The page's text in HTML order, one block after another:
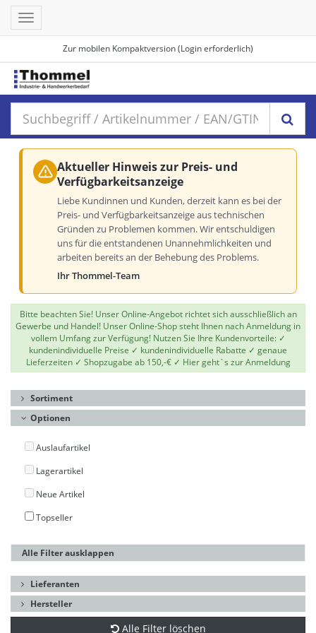
Zur mobilen Kompaktversion (Login erforderlich)
Toggle
navigation
Aktueller Hinweis zur Preis- und
Verfügbarkeitsanzeige
Liebe Kundinnen und Kunden, derzeit kann es bei der
Preis- und Verfügbarkeitsanzeige aus technischen
Gründen zu Problemen kommen. Wir entschuldigen
uns für die entstandenen Unannehmlichkeiten und
arbeiten bereits an der Behebung des Problems.
Ihr Thommel-Team
Bitte beachten Sie! Unser Online-Angebot richtet sich ausschließlich an
Gewerbe und Handel! Unser Online-Shop steht Ihnen nach Anmeldung in
vollem Umfang zur Verfügung! Nutzen Sie Ihre Kundenvorteile: ✓
kundenindividuelle Preise ✓ kundenindividuelle Rabatte ✓ genaue
Lieferzeiten ✓ Shopzugabe ab 150,-€ ✓ Hier geht`s zur Anmeldung
Sortiment
Optionen
Auslaufartikel
Lagerartikel
Neue Artikel
Topseller
Alle Filter ausklappen
Lieferanten
Hersteller
Alle Filter löschen